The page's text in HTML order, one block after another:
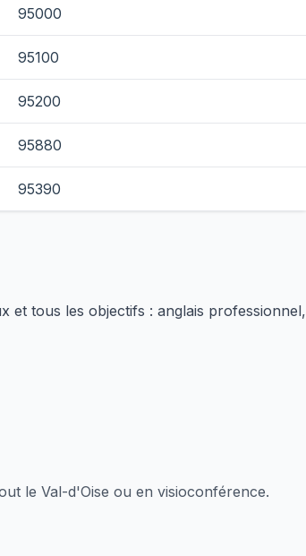
95000
95100
95200
95880
95390
et tous les objectifs : anglais professionnel,
le Val-d'Oise ou en visioconférence.